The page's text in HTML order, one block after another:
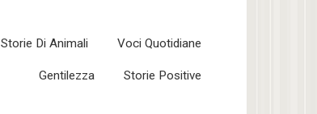
Storie Di Animali Voci Quotidiane
Gentilezza Storie Positive